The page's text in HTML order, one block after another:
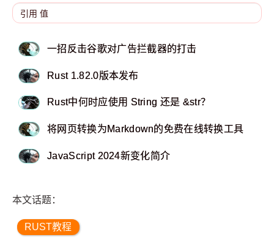
一招反击谷歌对广告拦截器的打击
Rust 1.82.0版本发布
Rust中何时应使用 String 还是 &str？
将网页转换为Markdown的免费在线转换工具
JavaScript 2024新变化简介
本文话题：
RUST教程